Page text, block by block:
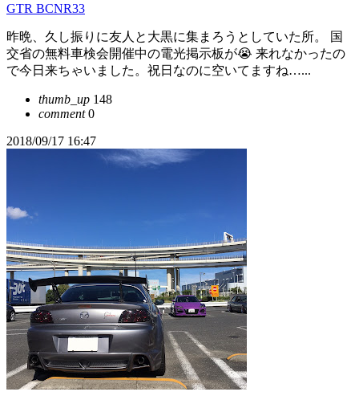
GTR BCNR33
昨晩、久し振りに友人と大黒に集まろうとしていた所。 国
交省の無料車検会開催中の電光掲示板が😭 来れなかったの
で今日来ちゃいました。祝日なのに空いてますね…...
thumb_up 148
comment0
2018/09/17 16:47